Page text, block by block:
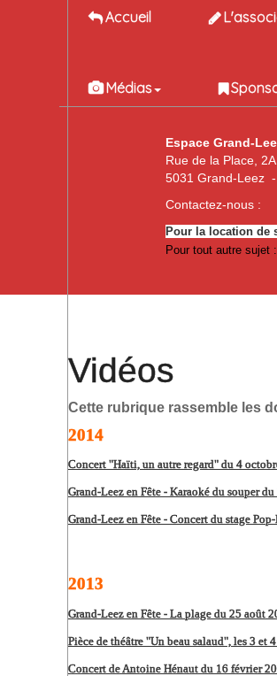
Accueil
Médias
Espace Grand-
Rue de la Place, 2A
5031 Grand-Leez
Contactez-nous :
Pour la location de
Pour tout autre sujet :
Vidéos
Cette rubrique rassemble les
2014
Concert "Haïti, un autre regard" du 4
Grand-Leez en Fête - Karaoké du souper
Grand-Leez en Fête - Concert du stage
2013
Grand-Leez en Fête - La plage du 25 août
Pièce de théâtre "Un beau salaud", les 3 et
Concert de Antoine Hénaut du 16 février